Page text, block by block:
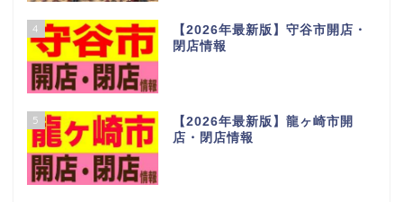
4
【2026年最新版】守谷市開店・
閉店情報
5
【2026年最新版】龍ヶ崎市開
店・閉店情報